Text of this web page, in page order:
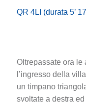
QR 4LI (durata 5’
Oltrepassate ora le
l’ingresso della
un timpano
svoltate a destra ed